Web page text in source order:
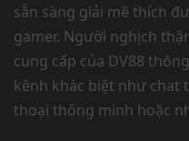
sẵn sàng giải mê thích
gamer. Người nghịch
cung cấp của DV88
kênh khác biệt như chat
thoại thông minh hoặc